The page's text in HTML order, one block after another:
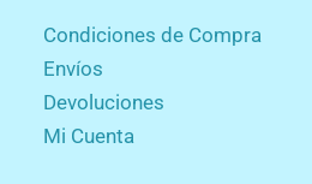
Condiciones de Compra
Envíos
Devoluciones
Mi Cuenta